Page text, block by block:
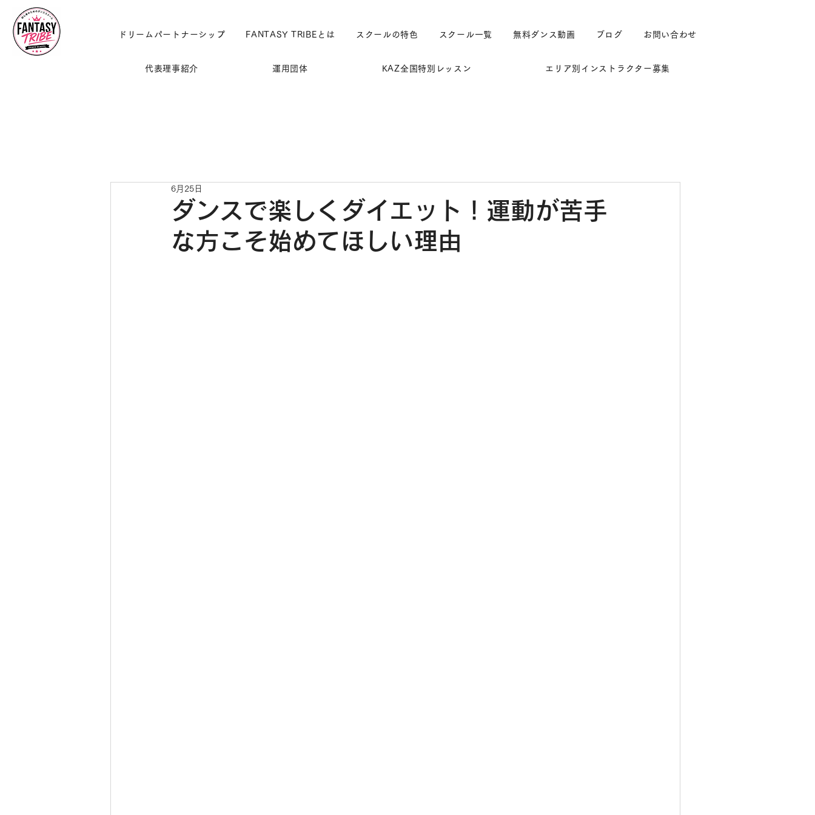
ドリームパートナーシップ FANTASY TRIBEとは スクールの特色 スクール一覧 無料ダンス動画 ブログ お問い合わせ
代表理事紹介 運用団体 KAZ全国特別レッスン エリア別インストラクター募集
ダンスで楽しくダイエット！運動が苦手
な方こそ始めてほしい理由
6月25日